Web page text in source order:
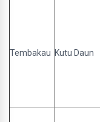
Tembakau Kutu Daun